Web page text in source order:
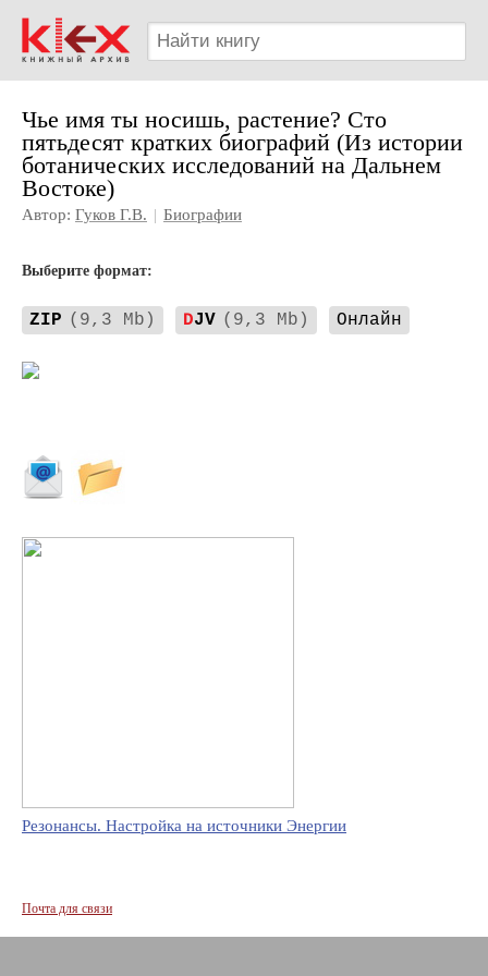
Чье имя ты носишь, растение? Сто
пятьдесят кратких биографий (Из истории
ботанических исследований на Дальнем
Востоке)
Автор: Гуков Г.В. | Биографии
Выберите формат:
ZIP (9,3 Mb) DJV (9,3 Mb) Онлайн
Резонансы. Настройка на источники Энергии
Почта для связи